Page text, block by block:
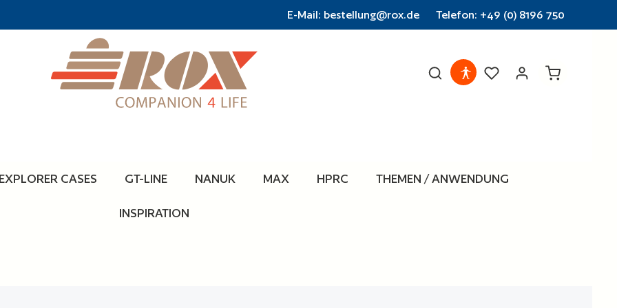
E-Mail: bestellung@rox.de Telefon: +49 (0) 8196 750
Warenkorb
EXPLORER CASES GT-LINE NANUK MAX HPRC THEMEN / ANWENDUNG
INSPIRATION